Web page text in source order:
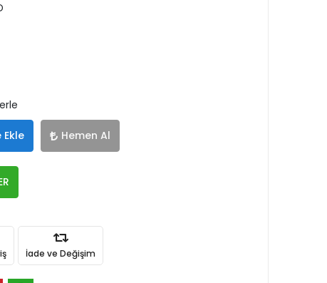
Ekle Hemen Al
İade ve Değişim